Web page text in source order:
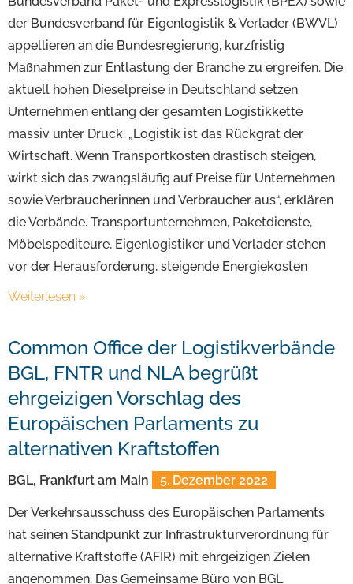
der Bundesverband für Eigenlogistik & Verlader (BWVL)
appellieren an die Bundesregierung, kurzfristig
Maßnahmen zur Entlastung der Branche zu ergreifen. Die
aktuell hohen Dieselpreise in Deutschland setzen
Unternehmen entlang der gesamten Logistikkette
massiv unter Druck. „Logistik ist das Rückgrat der
Wirtschaft. Wenn Transportkosten drastisch steigen,
wirkt sich das zwangsläufig auf Preise für Unternehmen
sowie Verbraucherinnen und Verbraucher aus“, erklären
die Verbände. Transportunternehmen, Paketdienste,
Möbelspediteure, Eigenlogistiker und Verlader stehen
vor der Herausforderung, steigende Energiekosten
Weiterlesen »
Common Office der Logistikverbände
BGL, FNTR und NLA begrüßt
ehrgeizigen Vorschlag des
Europäischen Parlaments zu
alternativen Kraftstoffen
BGL, Frankfurt am Main 5. Dezember 2022
Der Verkehrsausschuss des Europäischen Parlaments
hat seinen Standpunkt zur Infrastrukturverordnung für
alternative Kraftstoffe (AFIR) mit ehrgeizigen Zielen
angenommen. Das Gemeinsame Büro von BGL